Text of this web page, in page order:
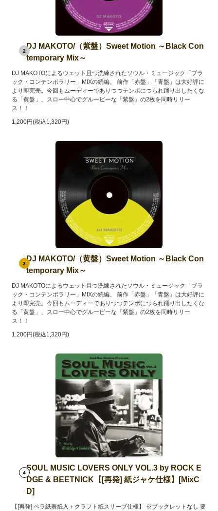
2
DJ MAKOTO/（紫盤）Sweet Motion ～Black Con
temporary Mix～
DJ MAKOTOによるウェット且つ洗練されたソウル・ミュージック「ブラ
ック・コンテンポラリー」MIXの続編。 前作「赤盤」「青盤」は大好評に
より即完売。今回もムーディーでありつつテンポにつられ踊り出したくな
る「黄盤」、スロー中心でグルービーな「紫盤」の2枚を同時リリー
ス！！
1,200円(税込1,320円)
3
DJ MAKOTO/（黄盤）Sweet Motion ～Black Con
temporary Mix～
DJ MAKOTOによるウェット且つ洗練されたソウル・ミュージック「ブラ
ック・コンテンポラリー」MIXの続編。 前作「赤盤」「青盤」は大好評に
より即完売。今回もムーディーでありつつテンポにつられ踊り出したくな
る「黄盤」、スロー中心でグルービーな「紫盤」の2枚を同時リリー
ス！！
1,200円(税込1,320円)
4
SOUL MUSIC LOVERS ONLY VOL.3 by ROCK E
DGE & BEETNICK【[再発] 紙ジャケ仕様】[MixC
D]
【[再発] ペラ紙表紙入＋クラフト紙スリーブ仕様】 ※ブックレットなし 要